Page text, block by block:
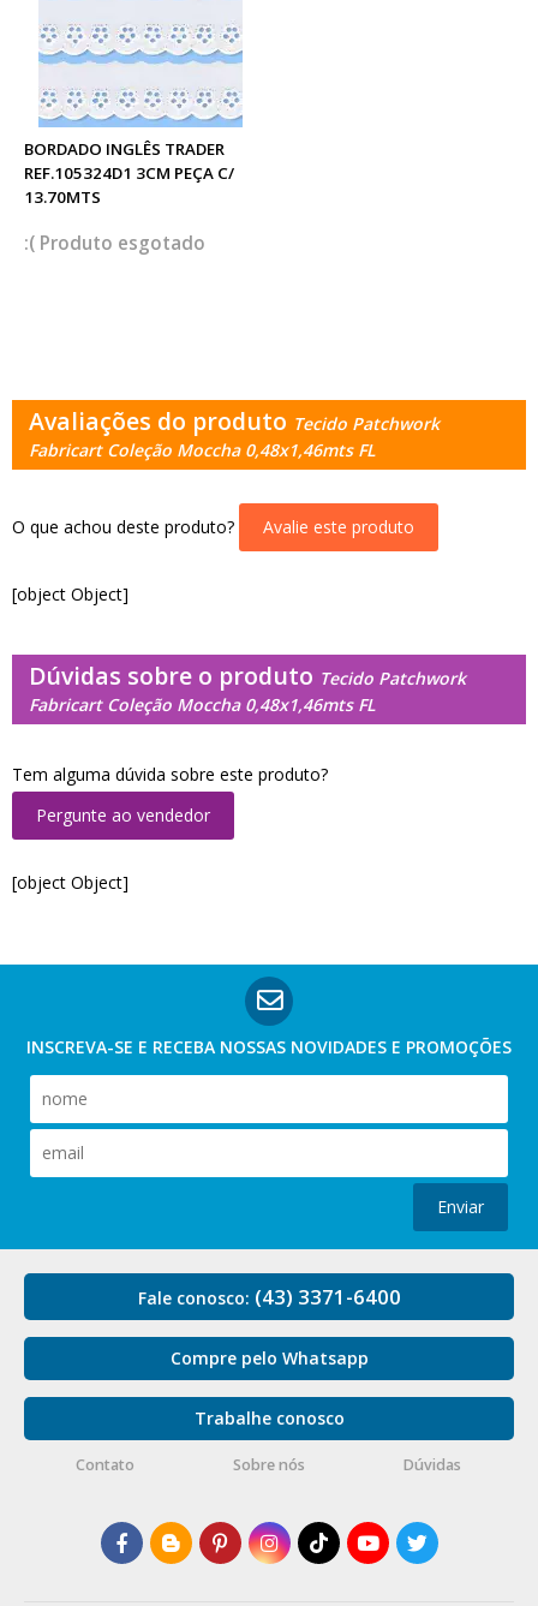
BORDADO INGLÊS TRADER
REF.105324D1 3CM PEÇA C/
13.70MTS
esgotado
Avaliações do produto Tecido Patchwork
Fabricart Coleção Moccha 0,48x1,46mts FL
O que achou deste produto? Avalie este produto
[object Object]
Dúvidas sobre o produto Tecido Patchwork
Fabricart Coleção Moccha 0,48x1,46mts FL
Tem alguma dúvida sobre este produto?
Pergunte ao vendedor
[object Object]
INSCREVA-SE E RECEBA NOSSAS NOVIDADES E PROMOÇÕES
Enviar
Fale conosco: (43) 3371-6400
Compre pelo Whatsapp
Trabalhe conosco
Contato Sobre nós Dúvidas